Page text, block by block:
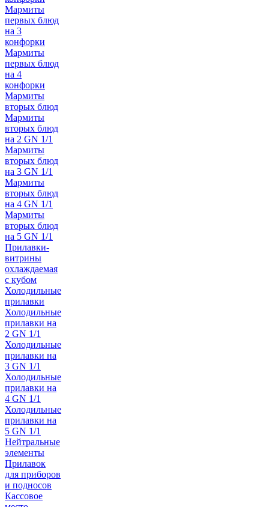
Мармиты
первых блюд
на 3
конфорки
Мармиты
первых блюд
на 4
конфорки
Мармиты
вторых блюд
Мармиты
вторых блюд
на 2 GN 1/1
Мармиты
вторых блюд
на 3 GN 1/1
Мармиты
вторых блюд
на 4 GN 1/1
Мармиты
вторых блюд
на 5 GN 1/1
Прилавки-
витрины
охлаждаемая
с кубом
Холодильные
прилавки
Холодильные
прилавки на
2 GN 1/1
Холодильные
прилавки на
3 GN 1/1
Холодильные
прилавки на
4 GN 1/1
Холодильные
прилавки на
5 GN 1/1
Нейтральные
элементы
Прилавок
для приборов
и подносов
Кассовое